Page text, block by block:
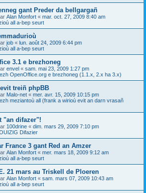
gant Preder da bellgargañ
Alan Monfort « mar. oct. 27, 2009 8:40 am
all a-bep seurt
job « lun. août 24, 2009 6:44 pm
all a-bep seurt
3.1 e brezhoneg
envel « sam. mai 23, 2009 1:27 pm
OpenOffice.org e brezhoneg (1.1.x, 2.x ha 3.x)
treiñ phpBB
Malo-net « mer. avr. 15, 2009 10:15 pm
meziantoù all (frank a wirioù evit an darn vrasañ
"an difazer"!
100drine « dim. mars 29, 2009 7:10 pm
Difazier
France 3 gant Red an Amzer
Alan Monfort « mer. mars 18, 2009 9:12 am
all a-bep seurt
21 mars au Triskell de Ploeren
Alan Monfort « sam. mars 07, 2009 10:43 am
all a-bep seurt